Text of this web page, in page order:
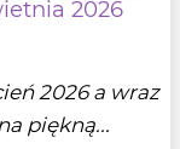
2026
2026 a wraz
piękną...